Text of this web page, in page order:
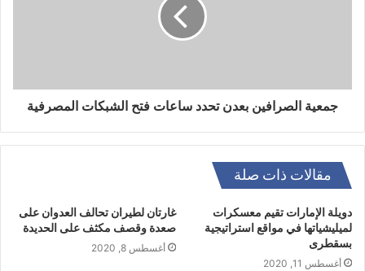
جمعية الصرافين بعدن تحدد ساعات فتح الشبكات المصرفية
مقالات ذات صلة
دويلة الإمارات تقيم معسكرات
لميليشياتها في مواقع استراتيجية
بسقطرى
أغسطس 11, 2020
غارتان لطيران تحالف العدوان على
صعدة وقصف مكثف على الحديدة
أغسطس 8, 2020